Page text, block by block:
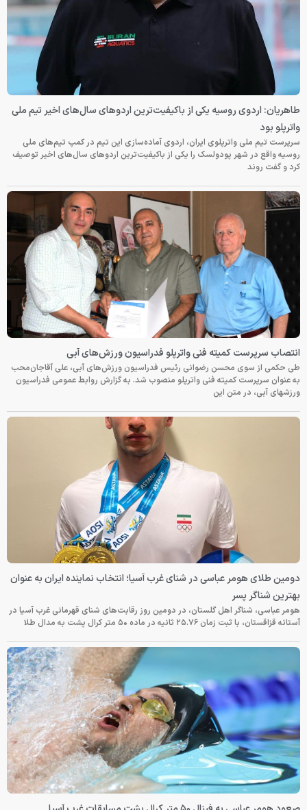
طاهریان: اردوی روسیه یکی از باکیفیت‌ترین اردوهای سال‌های اخیر تیم ملی
واترپلو بود
سرپرست تیم ملی واترپلوی ایران، اردوی آماده‌سازی این تیم در کمپ تیم‌های ملی
روسیه واقع در شهر پودولسک را یکی از باکیفیت‌ترین اردوهای سال‌های اخیر توصیف
کرد و گفت روند
انتصاب سرپرست کمیته فنی واترپلو فدراسیون ورزش‌های آبی
طی حکمی از سوی محسن رضوانی رئیس فدراسیون ورزش‌های آبی، علی آقاجان‌محب
به عنوان سرپرست کمیته فنی واترپلو منصوب شد. به گزارش روابط عمومی فدراسیون
ورزشهای آبی، در متن این
دومین طلای هومر عباسی در شنای غرب آسیا؛ انتخاب نماینده ایران به عنوان
بهترین شناگر پسر
هومر عباسی، شناگر اهل گلستان، در دومین روز رقابت‌های شنای قهرمانی غرب آسیا در
آستانه قزاقستان، با ثبت زمان ۲۵.۷۶ ثانیه در ماده ۵۰ متر کرال پشت به مدال طلا